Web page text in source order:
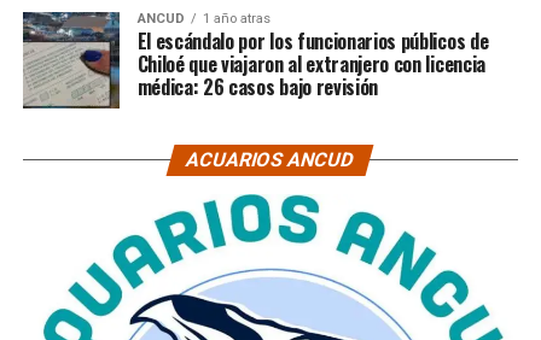
ANCUD 1 año atras
El escándalo por los funcionarios públicos de
Chiloé que viajaron al extranjero con licencia
médica: 26 casos bajo revisión
ACUARIOS ANCUD